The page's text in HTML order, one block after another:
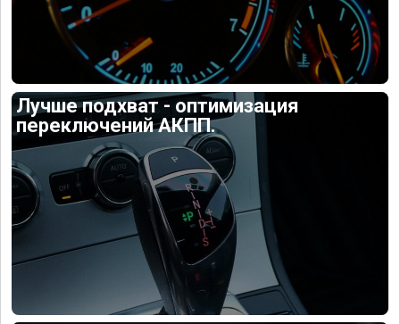
Лучше подхват - оптимизация
переключений АКПП.